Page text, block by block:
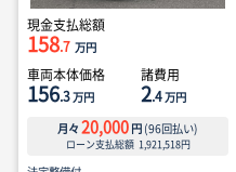
現金支払総額
158.7 万円
車両本体価格
156.3万円
諸費用
2.4万円
月々 20,000 円 (96回払い)
ローン支払総額 1,921,518円